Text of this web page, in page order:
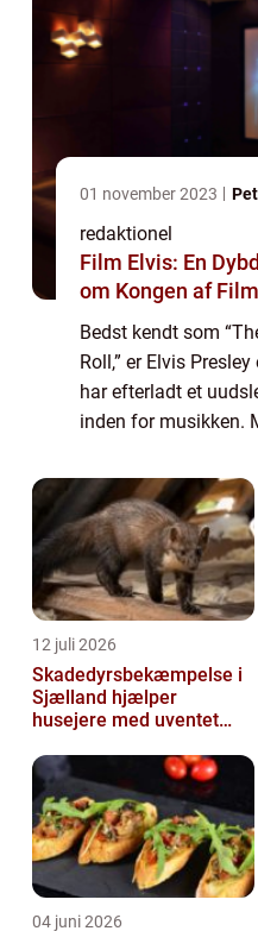
01 november 2023
redaktionel
Film Elvis: En
om Kongen af Film
Bedst kendt som
Roll,” er Elvis
har efterladt et
inden for musikken.
indtryk på
12 juli 2026
Skadedyrsbekæmpelse i
Sjælland hjælper
husejere med uventet
04 juni 2026